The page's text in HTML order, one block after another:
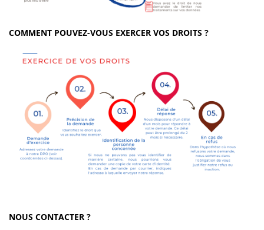
COMMENT POUVEZ-VOUS EXERCER VOS DROITS ?
NOUS CONTACTER ?